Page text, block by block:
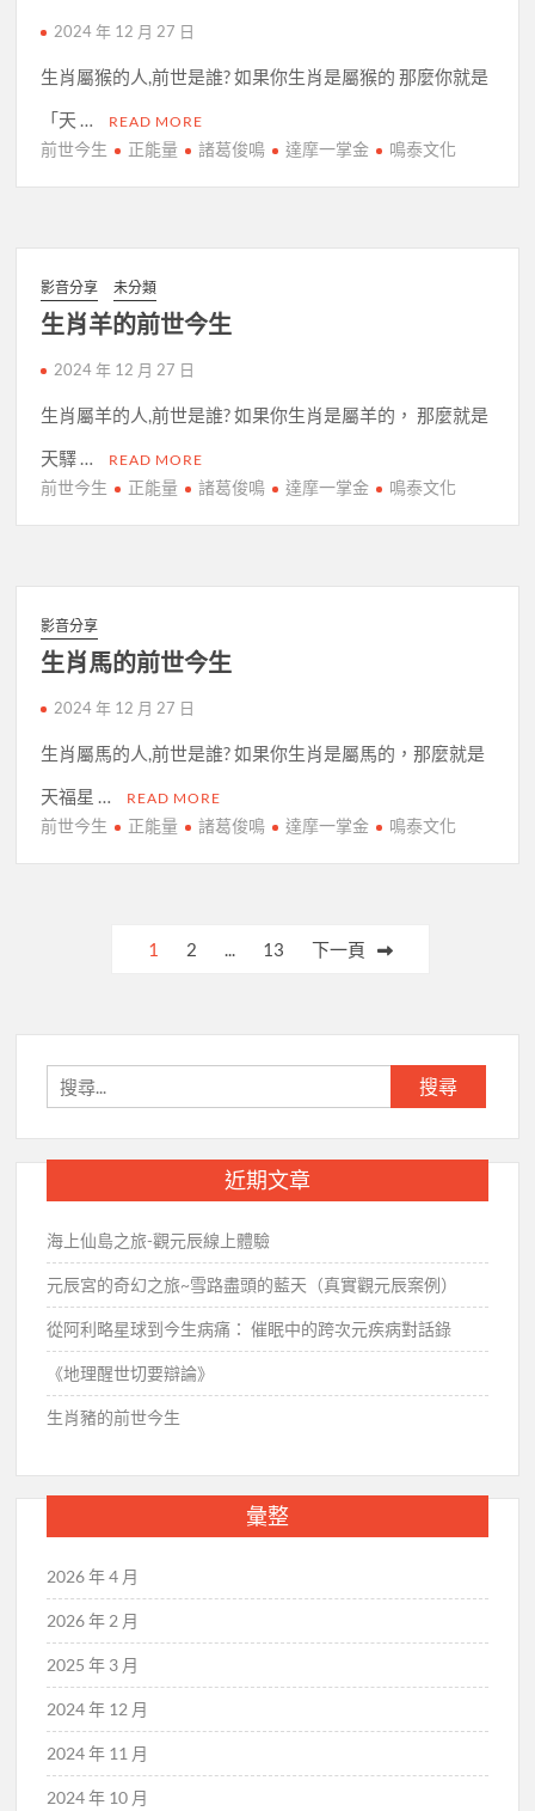
2024 年 12 月 27 日
生肖屬猴的人,前世是誰? 如果你生肖是屬猴的 那麼你就是
「天 …
READ MORE
前世今生 正能量 諸葛俊鳴 達摩一掌金 鳴泰文化
影音分享 未分類
生肖羊的前世今生
2024 年 12 月 27 日
生肖屬羊的人,前世是誰? 如果你生肖是屬羊的， 那麼就是
天驛 …
READ MORE
前世今生 正能量 諸葛俊鳴 達摩一掌金 鳴泰文化
影音分享
生肖馬的前世今生
2024 年 12 月 27 日
生肖屬馬的人,前世是誰? 如果你生肖是屬馬的，那麼就是
天福星 …
READ MORE
前世今生 正能量 諸葛俊鳴 達摩一掌金 鳴泰文化
1 2 ... 13 下一頁
尋
關
字:
近期文章
海上仙島之旅-觀元辰線上體驗
元辰宮的奇幻之旅~雪路盡頭的藍天（真實觀元辰案例）
從阿利略星球到今生病痛： 催眠中的跨次元疾病對話錄
《地理醒世切要辯論》
生肖豬的前世今生
彙整
2026 年 4 月
2026 年 2 月
2025 年 3 月
2024 年 12 月
2024 年 11 月
2024 年 10 月